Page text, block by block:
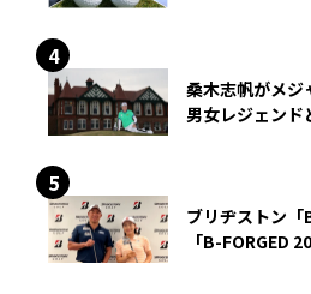
桑木志帆がメジ
男女レジェンド
ブリヂストン「
「B-FORGED